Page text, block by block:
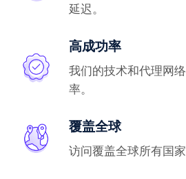
延迟。
高成功率
我们的技术和代理网
率。
覆盖全球
访问覆盖全球所有国